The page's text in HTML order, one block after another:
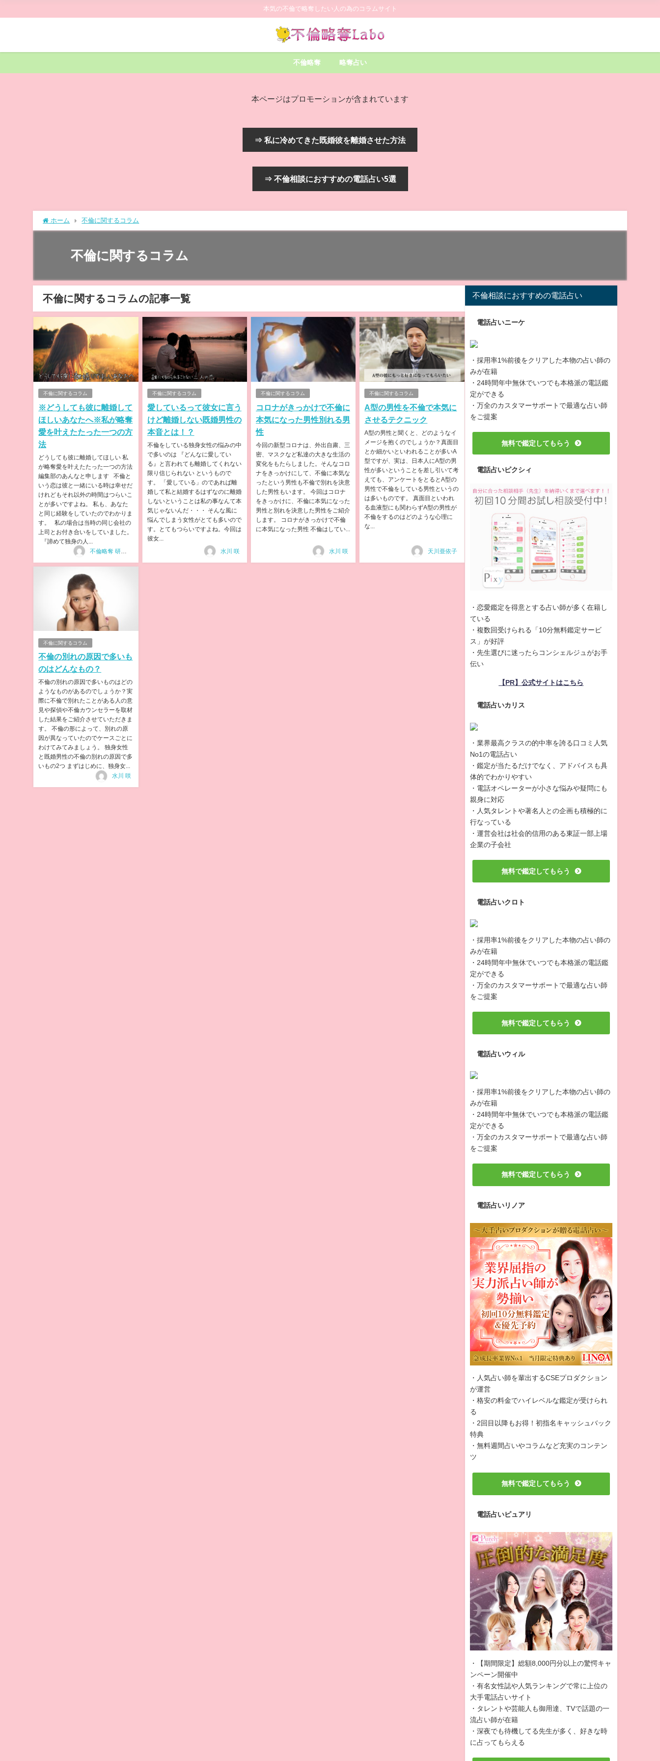
本気の不倫で略奪したい人の為のコラムサイト
不倫略奪 略奪占い
本ページはプロモーションが含まれています
⇒ 私に冷めてきた既婚彼を離婚させた方法
⇒ 不倫相談におすすめの電話占い5選
ホーム 不倫に関するコラム
不倫に関するコラム
不倫に関するコラムの記事一覧
不倫に関するコラム
※どうしても彼に離婚して
ほしいあなたへ※私が略奪
愛を叶えたたった一つの方
法
どうしても彼に離婚してほしい 私
が略奪愛を叶えたたった一つの方法
編集部のあんなと申します 不倫と
いう恋は彼と一緒にいる時は幸せだ
けれどもそれ以外の時間はつらいこ
とが多いですよね。 私も、あなた
と同じ経験をしていたのでわかりま
す。 私の場合は当時の同じ会社の
上司とお付き合いをしていました。
『諦めて独身の人...
不倫略奪 研究所
不倫に関するコラム
愛しているって彼女に言う
けど離婚しない既婚男性の
本音とは！？
不倫をしている独身女性の悩みの中
で多いのは 『どんなに愛してい
る』と言われても離婚してくれない
限り信じられない というもので
す。 「愛している」のであれば離
婚して私と結婚するはずなのに離婚
しないということは私の事なんて本
気じゃないんだ・・・ そんな風に
悩んでしまう女性がとても多いので
す。とてもつらいですよね。今回は
彼女...
水川 咲
不倫に関するコラム
コロナがきっかけで不倫に
本気になった男性別れる男
性
今回の新型コロナは、外出自粛、三
密、マスクなど私達の大きな生活の
変化をもたらしました。そんなコロ
ナをきっかけにして、不倫に本気な
ったという男性も不倫で別れを決意
した男性もいます。 今回はコロナ
をきっかけに、不倫に本気になった
男性と別れを決意した男性をご紹介
します。 コロナがきっかけで不倫
に本気になった男性 不倫はしてい...
水川 咲
不倫に関するコラム
A型の男性を不倫で本気に
させるテクニック
A型の男性と聞くと、どのようなイ
メージを抱くのでしょうか？真面目
とか細かいといわれることが多いA
型ですが、実は、日本人にA型の男
性が多いということを差し引いて考
えても、アンケートをとるとA型の
男性で不倫をしている男性というの
は多いものです。 真面目といわれ
る血液型にも関わらずA型の男性が
不倫をするのはどのような心理に
な...
天川亜依子
不倫に関するコラム
不倫の別れの原因で多いも
のはどんなもの？
不倫の別れの原因で多いものはどの
ようなものがあるのでしょうか？実
際に不倫で別れたことがある人の意
見や探偵や不倫カウンセラーを取材
した結果をご紹介させていただきま
す。 不倫の形によって、別れの原
因が異なっていたのでケースごとに
わけてみてみましょう。 独身女性
と既婚男性の不倫の別れの原因で多
いもの2つ まずはじめに、独身女...
水川 咲
不倫相談におすすめの電話占い
電話占いニーケ
・採用率1%前後をクリアした本物の占い師の
みが在籍
・24時間年中無休でいつでも本格派の電話鑑
定ができる
・万全のカスタマーサポートで最適な占い師
をご提案
無料で鑑定してもらう
電話占いピクシィ
・恋愛鑑定を得意とする占い師が多く在籍し
ている
・複数回受けられる「10分無料鑑定サービ
ス」が好評
・先生選びに迷ったらコンシェルジュがお手
伝い
【PR】公式サイトはこちら
電話占いカリス
・業界最高クラスの的中率を誇る口コミ人気
No1の電話占い
・鑑定が当たるだけでなく、アドバイスも具
体的でわかりやすい
・電話オペレーターが小さな悩みや疑問にも
親身に対応
・人気タレントや著名人との企画も積極的に
行なっている
・運営会社は社会的信用のある東証一部上場
企業の子会社
無料で鑑定してもらう
電話占いクロト
・採用率1%前後をクリアした本物の占い師の
みが在籍
・24時間年中無休でいつでも本格派の電話鑑
定ができる
・万全のカスタマーサポートで最適な占い師
をご提案
無料で鑑定してもらう
電話占いウィル
・採用率1%前後をクリアした本物の占い師の
みが在籍
・24時間年中無休でいつでも本格派の電話鑑
定ができる
・万全のカスタマーサポートで最適な占い師
をご提案
無料で鑑定してもらう
電話占いリノア
・人気占い師を輩出するCSEプロダクション
が運営
・格安の料金でハイレベルな鑑定が受けられ
る
・2回目以降もお得！初指名キャッシュバック
特典
・無料週間占いやコラムなど充実のコンテン
ツ
無料で鑑定してもらう
電話占いピュアリ
・【期間限定】総額8,000円分以上の驚愕キャ
ンペーン開催中
・有名女性誌や人気ランキングで常に上位の
大手電話占いサイト
・タレントや芸能人も御用達、TVで話題の一
流占い師が在籍
・深夜でも待機してる先生が多く、好きな時
に占ってもらえる